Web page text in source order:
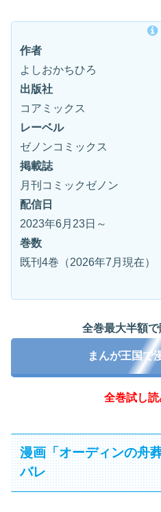
作者
よしおかちひろ
出版社
コアミックス
レーベル
ゼノンコミックス
掲載誌
月刊コミックゼノン
配信日
2023年6月23日～
巻数
既刊4巻（2026年7月現在）
全巻最大半額で
まんが王国で
全巻試し読
漫画「オーディンの舟
バレ